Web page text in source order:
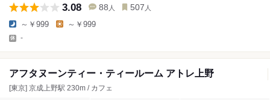
3.08 88 人 507 人
～￥999 ～￥999
-
アフタヌーンティー・ティールーム アトレ上野
[東京] 京成上野駅 230m / カフェ